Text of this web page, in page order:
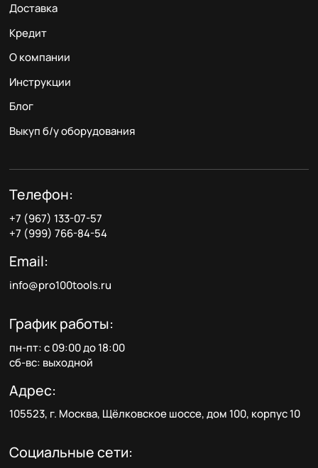
Доставка
Кредит
О компании
Инструкции
Блог
Выкуп б/у оборудования
Телефон:
+7 (967) 133-07-57
+7 (999) 766-84-54
Email:
info@pro100tools.ru
График работы:
пн-пт: с 09:00 до 18:00
сб-вс: выходной
Адрес:
105523, г. Москва, Щёлковское шоссе, дом 100, корпус 10
Социальные сети: